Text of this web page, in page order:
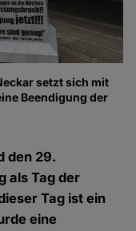
setzt sich mit
Beendigung der
den 29.
als Tag der
Tag ist ein
eine